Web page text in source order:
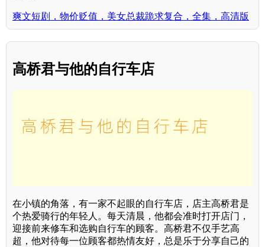
爽文短剧，物价贬值，美女总裁跪求复合，全集，高清版
高桥君与他的自行车店
在小镇的角落，有一家不起眼的自行车店，店主高桥君是
个热爱骑行的年轻人。每天清晨，他都会准时打开店门，
迎接前来修车和选购自行车的顾客。高桥君不仅手艺高
超，他对待每一位顾客都热情友好，总是乐于分享自己的